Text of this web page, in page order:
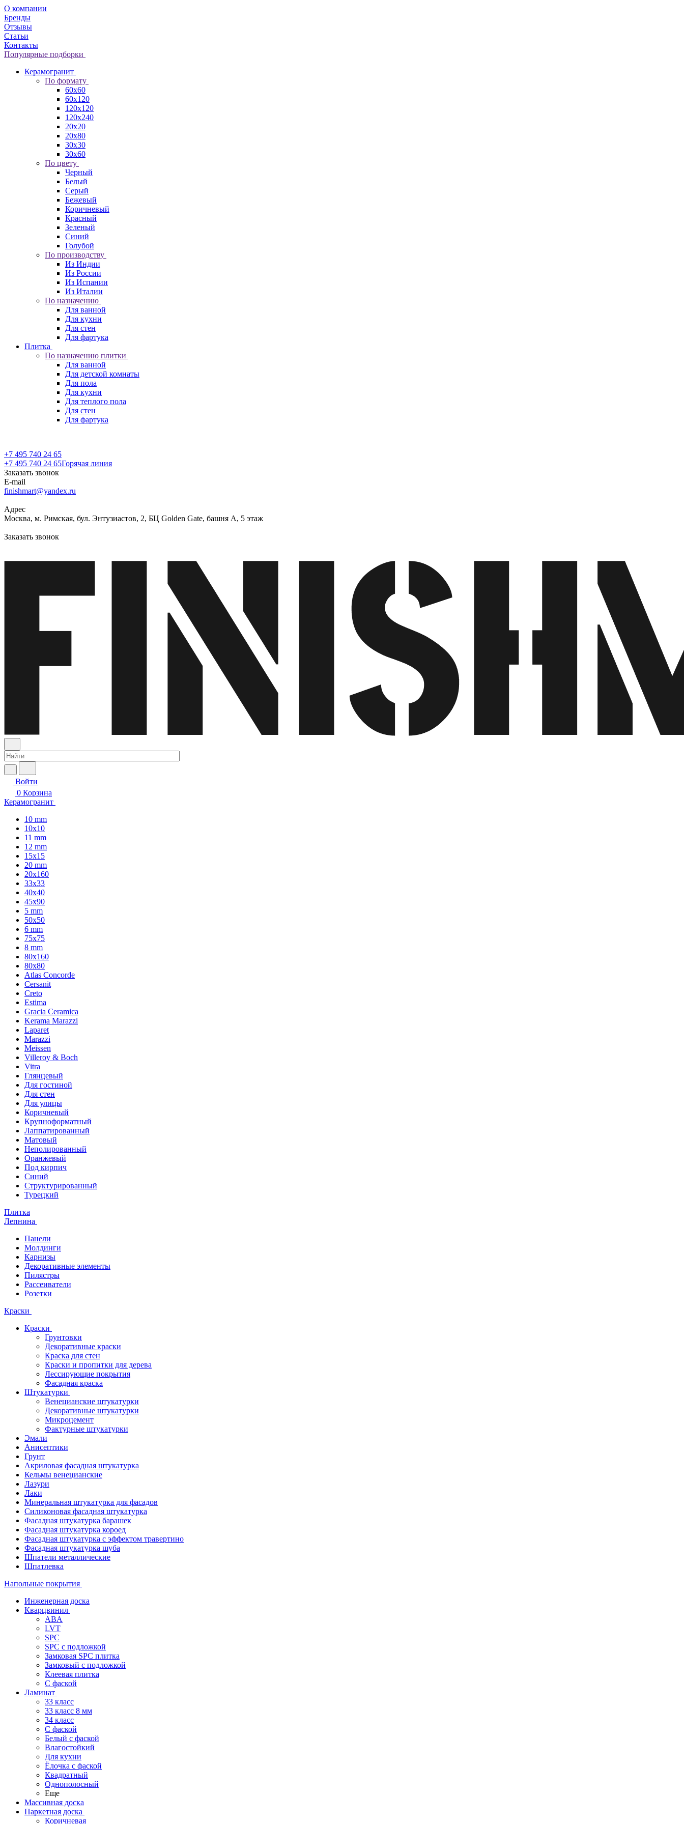
О компании
Бренды
Отзывы
Статьи
Контакты
Популярные подборки
Керамогранит
По формату
60x60
60x120
120x120
120x240
20x20
20x80
30x30
30x60
По цвету
Черный
Белый
Серый
Бежевый
Коричневый
Красный
Зеленый
Синий
Голубой
По производству
Из Индии
Из России
Из Испании
Из Италии
По назначению
Для ванной
Для кухни
Для стен
Для фартука
Плитка
По назначению плитки
Для ванной
Для детской комнаты
Для пола
Для кухни
Для теплого пола
Для стен
Для фартука
+7 495 740 24 65
+7 495 740 24 65Горячая линия
Заказать звонок
E-mail
finishmart@yandex.ru
Адрес
Москва, м. Римская, бул. Энтузиастов, 2, БЦ Golden Gate, башня А, 5 этаж
Заказать звонок
Войти
0 Корзина
Керамогранит
10 mm
10x10
11 mm
12 mm
15x15
20 mm
20х160
33x33
40х40
45x90
5 mm
50x50
6 mm
75х75
8 mm
80x160
80x80
Atlas Concorde
Cersanit
Creto
Estima
Gracia Ceramica
Kerama Marazzi
Laparet
Marazzi
Meissen
Villeroy & Boch
Vitra
Глянцевый
Для гостиной
Для стен
Для улицы
Коричневый
Крупноформатный
Лаппатированный
Матовый
Неполированный
Оранжевый
Под кирпич
Синий
Структурированный
Турецкий
Плитка
Лепнина
Панели
Молдинги
Карнизы
Декоративные элементы
Пилястры
Рассеиватели
Розетки
Краски
Краски
Грунтовки
Декоративные краски
Краска для стен
Краски и пропитки для дерева
Лессирующие покрытия
Фасадная краска
Штукатурки
Венецианские штукатурки
Декоративные штукатурки
Микроцемент
Фактурные штукатурки
Эмали
Анисептики
Грунт
Акриловая фасадная штукатурка
Кельмы венецианские
Лазури
Лаки
Минеральная штукатурка для фасадов
Силиконовая фасадная штукатурка
Фасадная штукатурка барашек
Фасадная штукатурка короед
Фасадная штукатурка с эффектом травертино
Фасадная штукатурка шуба
Шпатели металлические
Шпатлевка
Напольные покрытия
Инженерная доска
Кварцвинил
ABA
LVT
SPC
SPC с подложкой
Замковая SPC плитка
Замковый с подложкой
Клеевая плитка
С фаской
Ламинат
33 класс
33 класс 8 мм
34 класс
C фаской
Белый с фаской
Влагостойкий
Для кухни
Ёлочка с фаской
Квадратный
Однополосный
Еще
Массивная доска
Паркетная доска
Коричневая